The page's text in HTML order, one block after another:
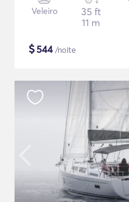
Veleiro
35 ft
11 m
$544/noite